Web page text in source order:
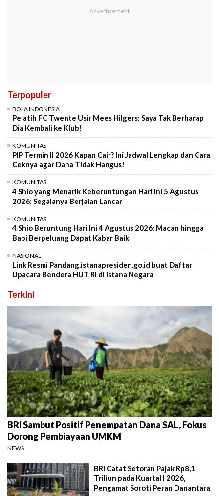
Terpopuler
BOLA INDONESIA
Pelatih FC Twente Usir Mees Hilgers: Saya Tak Berharap
Dia Kembali ke Klub!
KOMUNITAS
PIP Termin II 2026 Kapan Cair? Ini Jadwal Lengkap dan Cara
Ceknya agar Dana Tidak Hangus!
KOMUNITAS
4 Shio yang Menarik Keberuntungan Hari Ini 5 Agustus
2026: Segalanya Berjalan Lancar
KOMUNITAS
4 Shio Beruntung Hari Ini 4 Agustus 2026: Macan hingga
Babi Berpeluang Dapat Kabar Baik
NASIONAL
Link Resmi Pandang.istanapresiden.go.id buat Daftar
Upacara Bendera HUT RI di Istana Negara
Terkini
BRI Sambut Positif Penempatan Dana SAL, Fokus
Dorong Pembiayaan UMKM
NEWS
BRI Catat Setoran Pajak Rp8,1
Triliun pada Kuartal I 2026,
Pengamat Soroti Peran Danantara